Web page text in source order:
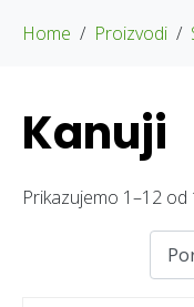
Home Proizvodi
Kanuji
Prikazujemo 1–12